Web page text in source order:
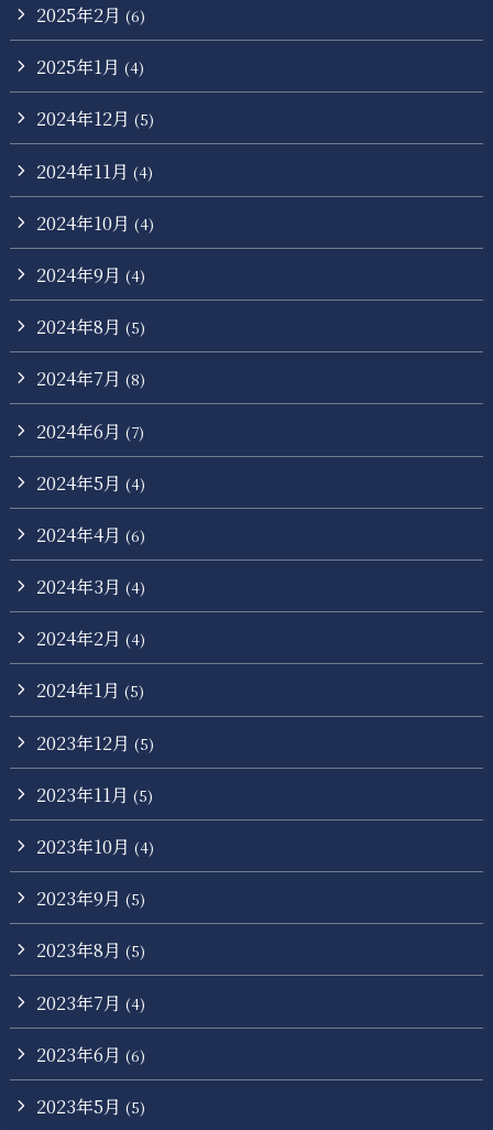
2025年2月 (6)
2025年1月 (4)
2024年12月 (5)
2024年11月 (4)
2024年10月 (4)
2024年9月 (4)
2024年8月 (5)
2024年7月 (8)
2024年6月 (7)
2024年5月 (4)
2024年4月 (6)
2024年3月 (4)
2024年2月 (4)
2024年1月 (5)
2023年12月 (5)
2023年11月 (5)
2023年10月 (4)
2023年9月 (5)
2023年8月 (5)
2023年7月 (4)
2023年6月 (6)
2023年5月 (5)